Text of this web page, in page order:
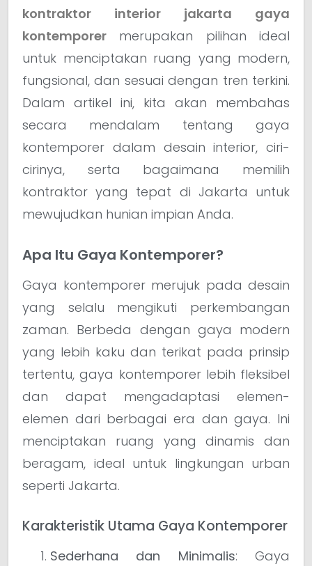
kontraktor interior jakarta gaya
kontemporer merupakan pilihan ideal
untuk menciptakan ruang yang modern,
fungsional, dan sesuai dengan tren terkini.
Dalam artikel ini, kita akan membahas
secara mendalam tentang gaya
kontemporer dalam desain interior, ciri-
cirinya, serta bagaimana memilih
kontraktor yang tepat di Jakarta untuk
mewujudkan hunian impian Anda.
Apa Itu Gaya Kontemporer?
Gaya kontemporer merujuk pada desain
yang selalu mengikuti perkembangan
zaman. Berbeda dengan gaya modern
yang lebih kaku dan terikat pada prinsip
tertentu, gaya kontemporer lebih fleksibel
dan dapat mengadaptasi elemen-
elemen dari berbagai era dan gaya. Ini
menciptakan ruang yang dinamis dan
beragam, ideal untuk lingkungan urban
seperti Jakarta.
Karakteristik Utama Gaya Kontemporer
Sederhana dan Minimalis: Gaya